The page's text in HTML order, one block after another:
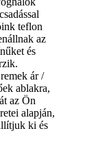
teflon
az
és
ár /
ablakra,
az Ön
alapján,
ki és